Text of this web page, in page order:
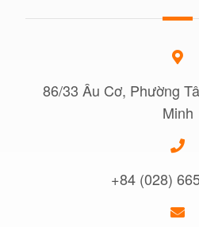
86/33 Âu Cơ, Phường
Minh
+84 (028)